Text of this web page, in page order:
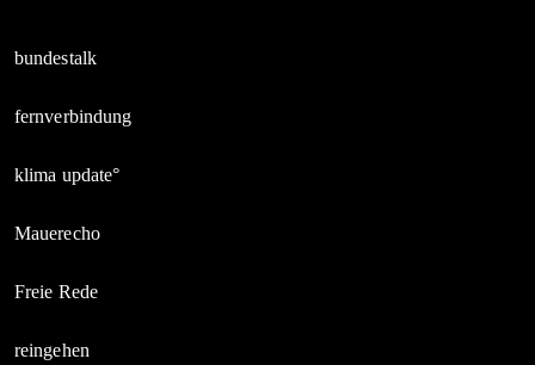
bundestalk
fernverbindung
klima update°
Mauerecho
Freie Rede
reingehen